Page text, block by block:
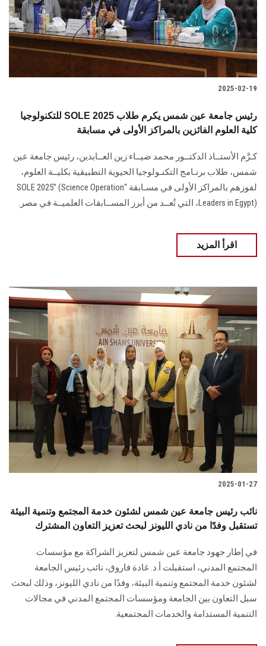
2025-02-19
للتكنولوجيا SOLE 2025 رئيس جامعة عين شمس يكرم طلاب
كلية العلوم الفائزين بالمراكز الأولى في مسابقة
كـرَّم الأستــاذ الدكتــور محمد ضيــاء زين العــابدين، رئيس جامعة عين
شمس، طلاب برنـامج التكنـولوجيا الحيوية التطبيقية بكليــة العلوم،
لفوزهم بالمراكز الأولى في مسـابقة “SOLE 2025” (Science Operation
Leaders in Egypt)، التي تُعــد من أبرز المســابقات العلميــة في مصر.
اقرأ المزيد
2025-01-27
نائب رئيس جامعة عين شمس لشئون خدمة المجتمع وتنمية البيئة
تستقبل وفدًا من نادي الليونز لبحث تعزيز التعاون المشترك
في إطار جهود جامعة عين شمس لتعزيز الشراكة مع مؤسسات
المجتمع المدني، استقبلت أ.د. غادة فاروق، نائب رئيس الجامعة
لشئون خدمة المجتمع وتنمية البيئة، وفدًا من نادي الليونز، وذلك لبحث
سبل التعاون بين الجامعة ومؤسسات المجتمع المدني في مجالات
التنمية المستدامة والخدمات المجتمعية.